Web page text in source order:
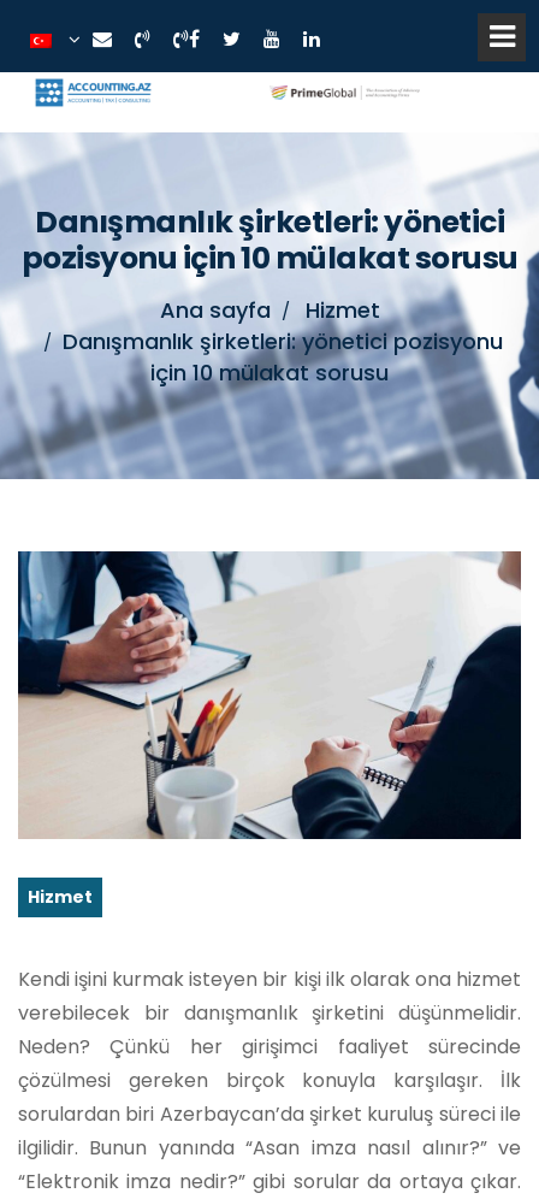
Danışmanlık şirketleri: yönetici
pozisyonu için 10 mülakat sorusu
Ana sayfa
Hizmet
Danışmanlık şirketleri: yönetici pozisyonu
için 10 mülakat sorusu
Hizmet
Kendi işini kurmak isteyen bir kişi ilk olarak ona hizmet
verebilecek bir danışmanlık şirketini düşünmelidir.
Neden? Çünkü her girişimci faaliyet sürecinde
çözülmesi gereken birçok konuyla karşılaşır. İlk
sorulardan biri Azerbaycan’da şirket kuruluş süreci ile
ilgilidir. Bunun yanında “Asan imza nasıl alınır?” ve
“Elektronik imza nedir?” gibi sorular da ortaya çıkar.